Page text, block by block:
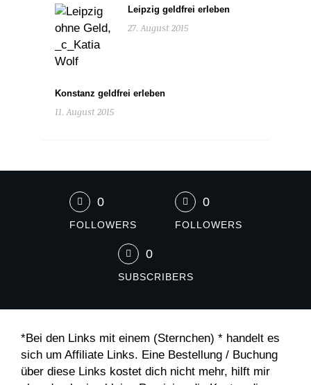
Leipzig geldfrei erleben
27. August 2015
Konstanz geldfrei erleben
11. August 2015
0
FOLLOWERS
0
FOLLOWERS
0
SUBSCRIBERS
*Bei den Links mit einem (Sternchen) * handelt es
sich um Affiliate Links. Eine Bestellung / Buchung
über diese Links kostet dich nicht mehr, hilft mir